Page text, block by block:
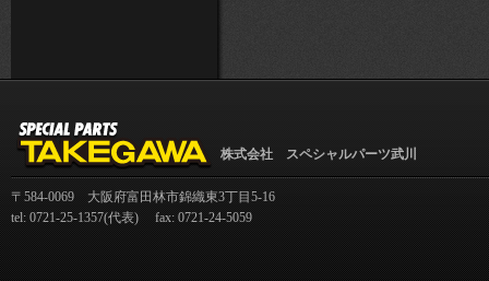
株式会社 スペシャルパーツ武川
〒584-0069 大阪府富田林市錦織東3丁目5-16
tel: 0721-25-1357(代表) fax: 0721-24-5059